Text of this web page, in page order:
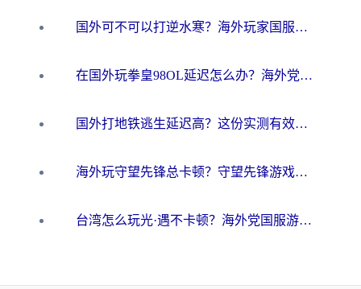
国外可不可以打逆水寒？海外玩家国服畅玩终极指南（附漫威荒野乱斗加速方案）
在国外玩拳皇98OL延迟怎么办？海外党亲测有效的低延迟指南
国外打地铁逃生延迟高？这份实测有效的低延迟指南帮你吃鸡
海外玩守望先锋总卡顿？守望先锋游戏加速器在哪里买&避坑指南（附欧洲非洲游戏实测）
台湾怎么玩光·遇不卡顿？海外党国服游戏加速终极攻略（附实测体验）